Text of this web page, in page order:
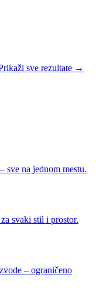
sve rezultate →
sve na jednom mestu.
svaki stil i prostor.
– ograničeno